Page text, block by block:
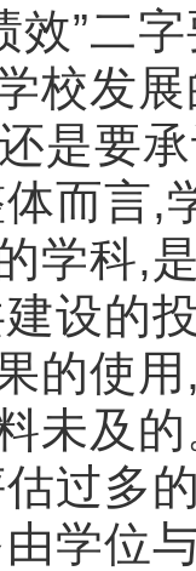
效”二
校发
是要
而言,
学科,
设的
的使用
未及
过多
学位